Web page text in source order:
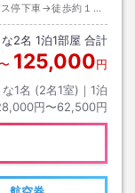
停下車→徒歩約１５
置関係です。最寄
2名 1泊1部屋 合計
125,000円
な1名 (2名1室)｜ 1泊
円〜62,500円